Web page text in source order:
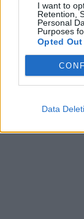
I want to
Retention,
Personal
Purposes
Opted Out
Data